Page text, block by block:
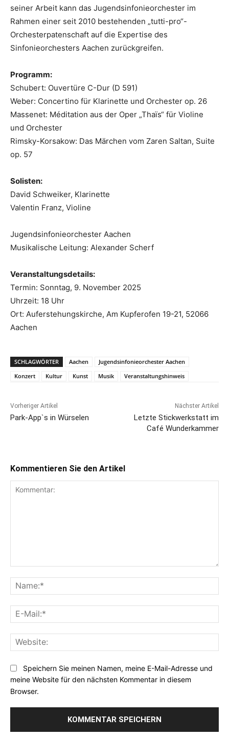
seiner Arbeit kann das Jugendsinfonieorchester im
Rahmen einer seit 2010 bestehenden „tutti-pro“-
Orchesterpatenschaft auf die Expertise des
Sinfonieorchesters Aachen zurückgreifen.
Programm:
Schubert: Ouvertüre C-Dur (D 591)
Weber: Concertino für Klarinette und Orchester op. 26
Massenet: Méditation aus der Oper „Thaïs“ für Violine
und Orchester
Rimsky-Korsakow: Das Märchen vom Zaren Saltan, Suite
op. 57
Solisten:
David Schweiker, Klarinette
Valentin Franz, Violine
Jugendsinfonieorchester Aachen
Musikalische Leitung: Alexander Scherf
Veranstaltungsdetails:
Termin: Sonntag, 9. November 2025
Uhrzeit: 18 Uhr
Ort: Auferstehungskirche, Am Kupferofen 19-21, 52066
Aachen
SCHLAGWÖRTER Aachen
Jugendsinfonieorchester Aachen
Konzert
Kultur Kunst Musik Veranstaltungshinweis
Vorheriger Artikel
Park-App`s in Würselen
Nächster Artikel
Letzte Stickwerkstatt im
Café Wunderkammer
Kommentieren Sie den Artikel
Speichern Sie meinen Namen, meine E-Mail-Adresse und
meine Website für den nächsten Kommentar in diesem
Browser.